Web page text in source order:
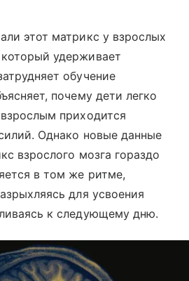
этот матрикс у взрослых
удерживает
обучение
почему дети легко
приходится
Однако новые данные
взрослого мозга гораздо
в том же ритме,
для усвоения
к следующему дню.